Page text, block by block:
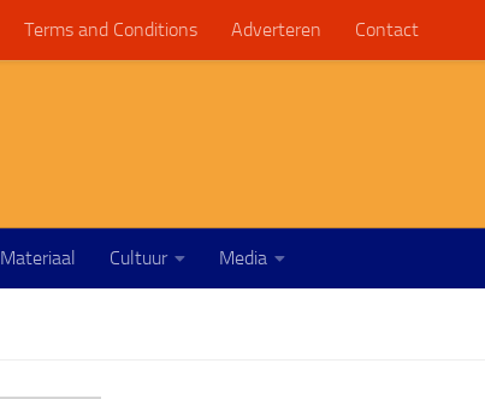
Terms and Conditions Adverteren Contact
Materiaal Cultuur Media